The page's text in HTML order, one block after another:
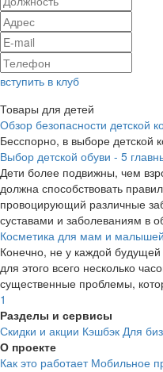
Цвет Диванов
5.6%
cashback
Яндекс Аренда
8800р.
cashback
вступить в клуб
Товары для детей
Обзор безопасности детской
Бесспорно, в выборе детской
Выбор детской обуви - 5
Дети более подвижны, чем
должна способствовать
провоцирующий различные
суставами и заболеваниям в
Косметика для мам и малышей
Конечно, не у каждой
для этого всего несколько
существенные проблемы,
1
Разделы и сервисы
Скидки и акции Кэшбэк Для
О проекте
Как это работает Мобильное